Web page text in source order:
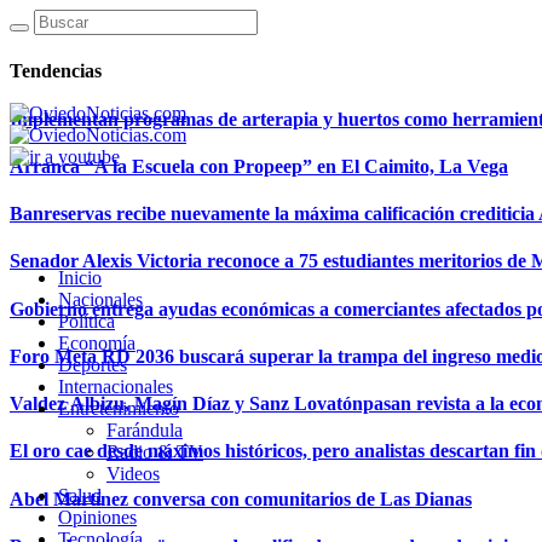
Tendencias
Implementan programas de arterapia y huertos como
Arranca “A la Escuela con Propeep” en El Caimito, La Vega
Banreservas recibe nuevamente la máxima calificación
Senador Alexis Victoria reconoce a 75 estudiantes meritorios
Gobierno entrega ayudas económicas a comerciantes
Foro Meta RD 2036 buscará superar la trampa del ingreso
Valdez Albizu, Magín Díaz y Sanz Lovatónpasan revista a la
El oro cae desde máximos históricos, pero analistas descartan fin
Abel Martínez conversa con comunitarios de Las Dianas
Inicio
Nacionales
Política
Economía
Deportes
Internacionales
Entretenimiento
Farándula
Radio & TV
Videos
Salud
Opiniones